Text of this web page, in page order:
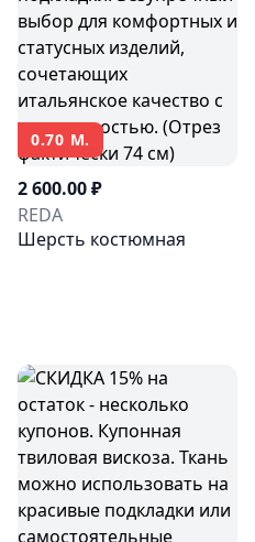
0.70 М.
2 600.00 ₽
REDA
Шерсть костюмная